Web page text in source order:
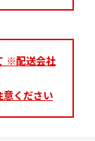
※配送会社
意ください